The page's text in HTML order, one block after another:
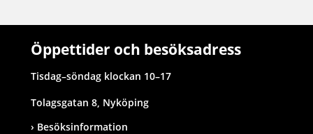
Öppettider och besöksadress
Tisdag–söndag klockan 10–17
Tolagsgatan 8, Nyköping
Besöksinformation